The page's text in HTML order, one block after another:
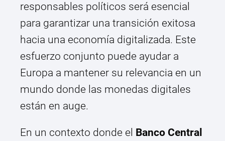
responsables políticos será esencial
para garantizar una transición exitosa
hacia una economía digitalizada. Este
esfuerzo conjunto puede ayudar a
Europa a mantener su relevancia en un
mundo donde las monedas digitales
están en auge.
En un contexto donde el Banco Central